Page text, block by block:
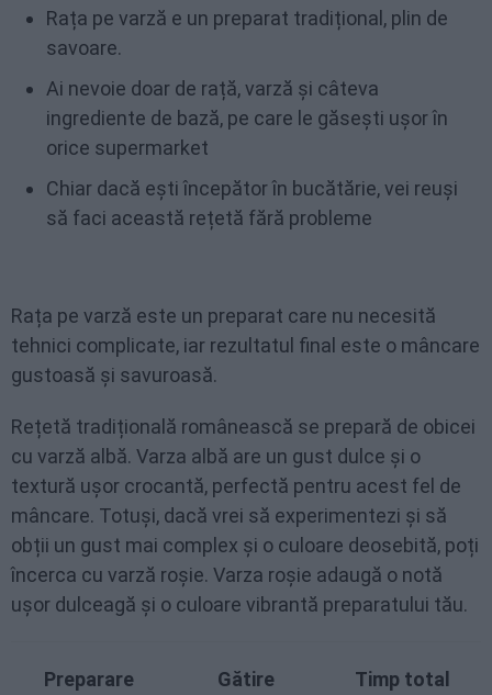
Rața pe varză e un preparat tradițional, plin de
savoare.
Ai nevoie doar de rață, varză și câteva
ingrediente de bază, pe care le găsești ușor în
orice supermarket
Chiar dacă ești începător în bucătărie, vei reuși
să faci această rețetă fără probleme
Rața pe varză este un preparat care nu necesită
tehnici complicate, iar rezultatul final este o mâncare
gustoasă și savuroasă.
Rețetă tradițională românească se prepară de obicei
cu varză albă. Varza albă are un gust dulce și o
textură ușor crocantă, perfectă pentru acest fel de
mâncare. Totuși, dacă vrei să experimentezi și să
obții un gust mai complex și o culoare deosebită, poți
încerca cu varză roșie. Varza roșie adaugă o notă
ușor dulceagă și o culoare vibrantă preparatului tău.
Preparare
Gătire
Timp total